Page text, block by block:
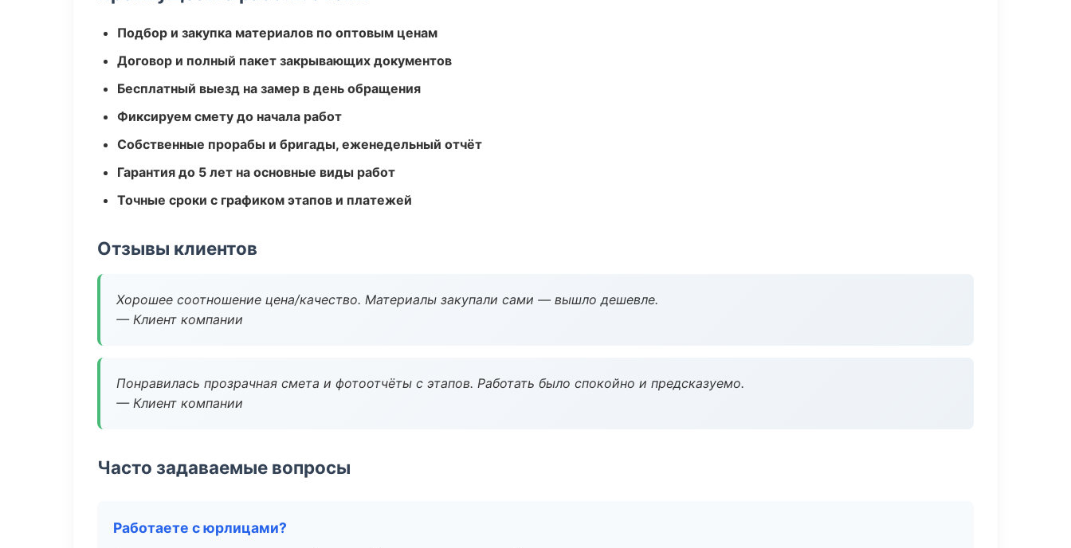
Подбор и закупка материалов по оптовым ценам
Договор и полный пакет закрывающих документов
Бесплатный выезд на замер в день обращения
Фиксируем смету до начала работ
Собственные прорабы и бригады, еженедельный отчёт
Гарантия до 5 лет на основные виды работ
Точные сроки с графиком этапов и платежей
Отзывы клиентов
Хорошее соотношение цена/качество. Материалы закупали сами — вышло дешевле.
— Клиент компании
Понравилась прозрачная смета и фотоотчёты с этапов. Работать было спокойно и предсказуемо.
— Клиент компании
Часто задаваемые вопросы
Работаете с юрлицами?